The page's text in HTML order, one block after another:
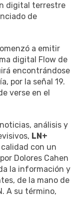
digital terrestre
de
a emitir
digital Flow de
encontrándose
por la señal 19.
verse en el
análisis y
LN+
con un
Dolores Cahen
la información y
de la mano de
A su término,